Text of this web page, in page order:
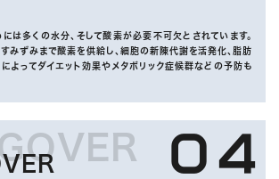
は多くの水分、そして酸素が必要不可欠とされています。
みずみまで酸素を供給し、細胞の新陳代謝を活発化、脂肪
よってダイエット効果やメタボリック症候群などの予防も
０４